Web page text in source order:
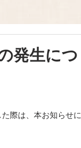
発生につ
際は、本お知らせに